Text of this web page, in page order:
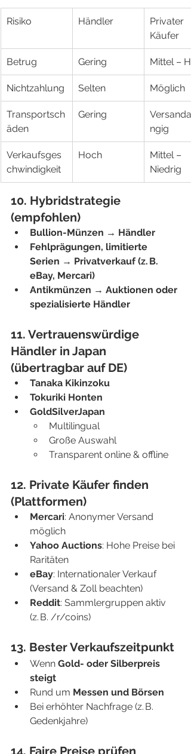
Risiko Händler
Privater
Käufer
Betrug Gering Mittel –
Nichtzahlung Selten Möglich
Transportsch
äden
Gering
ngig
Verkaufsges
chwindigkeit
Hoch
Mittel –
Niedrig
10. Hybridstrategie
(empfohlen)
Bullion-Münzen → Händler
Fehlprägungen, limitierte
Serien → Privatverkauf (z. B.
eBay, Mercari)
Antikmünzen → Auktionen oder
spezialisierte Händler
11. Vertrauenswürdige
Händler in Japan
(übertragbar auf DE)
Tanaka Kikinzoku
Tokuriki Honten
GoldSilverJapan
Multilingual
Große Auswahl
Transparent online & offline
12. Private Käufer finden
(Plattformen)
Mercari: Anonymer Versand
möglich
Yahoo Auctions: Hohe Preise bei
Raritäten
eBay: Internationaler Verkauf
(Versand & Zoll beachten)
Reddit: Sammlergruppen aktiv
(z. B. /r/coins)
13. Bester Verkaufszeitpunkt
Wenn Gold- oder Silberpreis
steigt
Rund um Messen und Börsen
Bei erhöhter Nachfrage (z. B.
Gedenkjahre)
14. Faire Preise prüfen